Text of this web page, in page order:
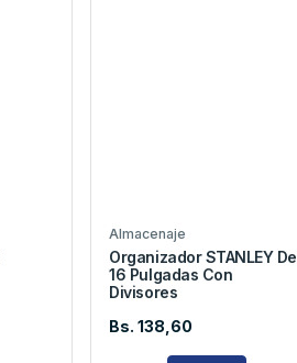
Almacenaje
Organizador STANLEY De
16 Pulgadas Con
Divisores
Bs. 138,60